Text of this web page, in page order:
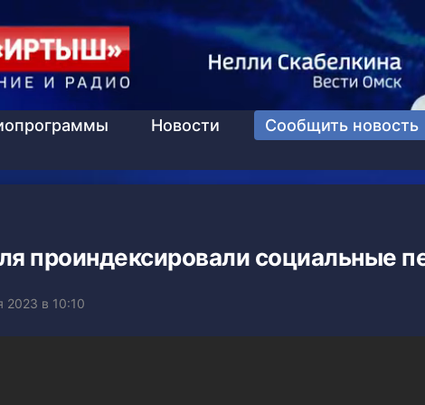
Новости Сообщить новость
проиндексировали социальные
2023 в 10:10